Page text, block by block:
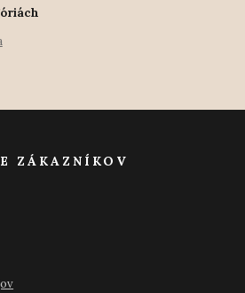
ZÁKAZNÍKOV